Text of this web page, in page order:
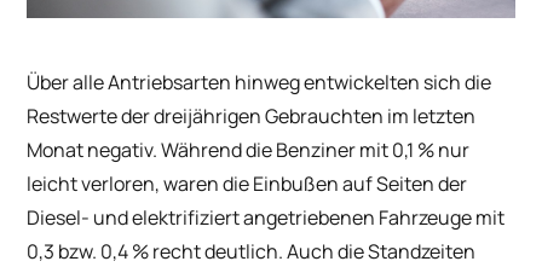
Über alle Antriebsarten hinweg entwickelten sich die
Restwerte der dreijährigen Gebrauchten im letzten
Monat negativ. Während die Benziner mit 0,1 % nur
leicht verloren, waren die Einbußen auf Seiten der
Diesel- und elektrifiziert angetriebenen Fahrzeuge mit
0,3 bzw. 0,4 % recht deutlich. Auch die Standzeiten